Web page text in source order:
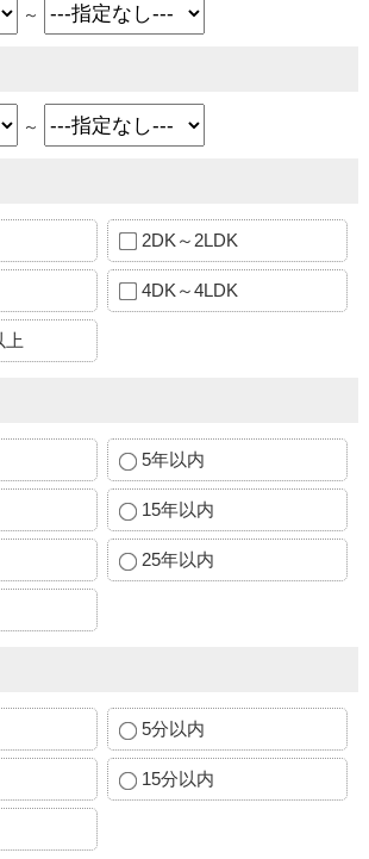
～
～
2DK～2LDK
4DK～4LDK
上
5年以内
15年以内
25年以内
5分以内
15分以内